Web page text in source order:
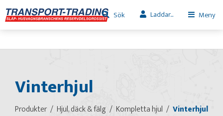
Sök Laddar... Meny
Vinterhjul
Produkter Hjul, däck & fälg Kompletta hjul Vinterhjul